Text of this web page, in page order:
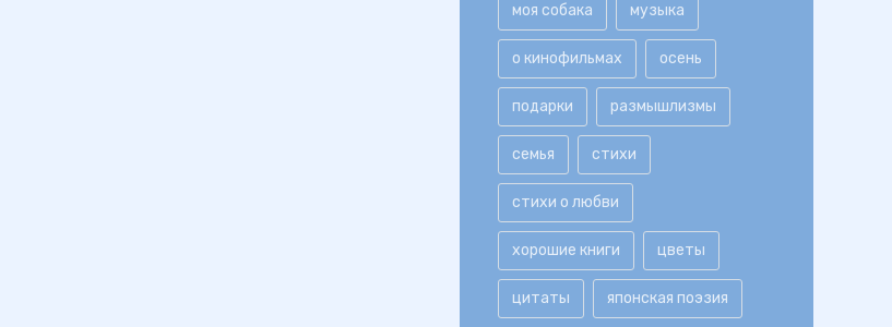
моя собака музыка
о кинофильмах осень
подарки размышлизмы
семья стихи
стихи о любви
хорошие книги цветы
цитаты японская поэзия